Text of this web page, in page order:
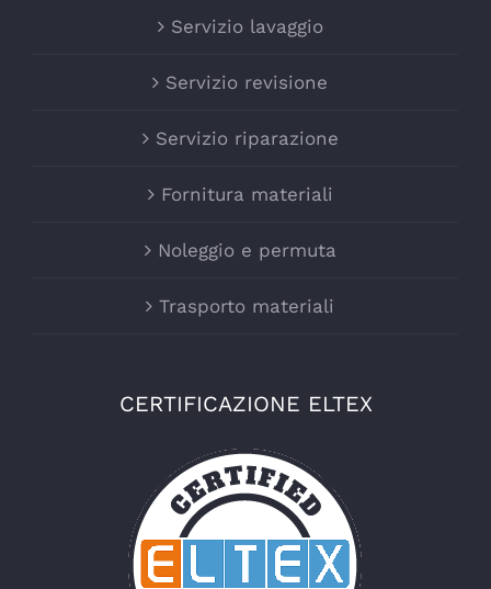
Servizio lavaggio
Servizio revisione
Servizio riparazione
Fornitura materiali
Noleggio e permuta
Trasporto materiali
CERTIFICAZIONE ELTEX